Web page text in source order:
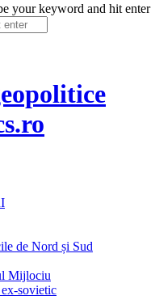
your keyword and hit enter
de Nord și Sud
Mijlociu
sovietic